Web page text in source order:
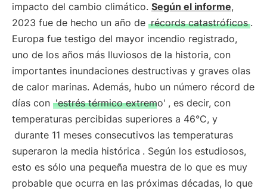
impacto del cambio climático. Según el informe,
2023 fue de hecho un año de récords catastróficos .
Europa fue testigo del mayor incendio registrado,
uno de los años más lluviosos de la historia, con
importantes inundaciones destructivas y graves olas
de calor marinas. Además, hubo un número récord de
días con 'estrés térmico extremo' , es decir, con
temperaturas percibidas superiores a 46°C, y
durante 11 meses consecutivos las temperaturas
superaron la media histórica . Según los estudiosos,
esto es sólo una pequeña muestra de lo que es muy
probable que ocurra en las próximas décadas, lo que